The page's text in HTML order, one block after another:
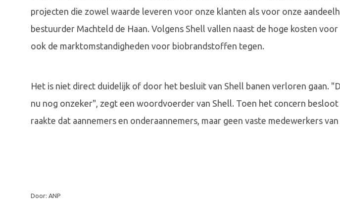
projecten die zowel waarde leveren voor onze klanten als voor onze
bestuurder Machteld de Haan. Volgens Shell vallen naast de hoge kosten
ook de marktomstandigheden voor biobrandstoffen tegen.
Het is niet direct duidelijk of door het besluit van Shell banen verloren gaan.
nu nog onzeker", zegt een woordvoerder van Shell. Toen het concern
raakte dat aannemers en onderaannemers, maar geen vaste medewerkers van
Door: ANP